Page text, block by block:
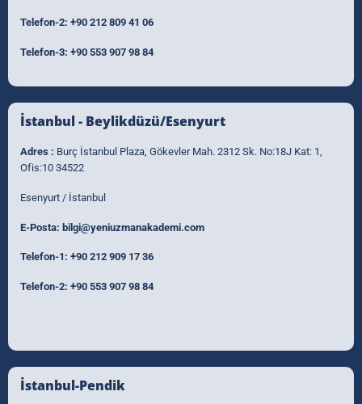
Telefon-2: +90 212 809 41 06
Telefon-3: +90 553 907 98 84
İstanbul - Beylikdüzü/Esenyurt
Adres : Burç İstanbul Plaza, Gökevler Mah. 2312 Sk. No:18J Kat: 1,
Ofis:10 34522
Esenyurt / İstanbul
E-Posta: bilgi@yeniuzmanakademi.com
Telefon-1: +90 212 909 17 36
Telefon-2: +90 553 907 98 84
İstanbul-Pendik